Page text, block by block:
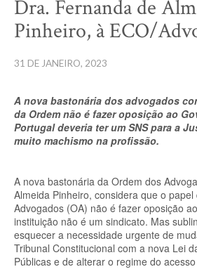
Dra. Fernanda de
Pinheiro, à ECO/
31 DE JANEIRO, 2023
A nova bastonária dos advogados
da Ordem não é fazer oposição ao
Portugal deveria ter um SNS para a
muito machismo na profissão.
A nova bastonária da Ordem dos
Almeida Pinheiro, considera que o
Advogados (OA) não é fazer oposição
instituição não é um sindicato. Mas
esquecer a necessidade urgente de
Tribunal Constitucional com a nova Lei
Públicas e de alterar o regime do